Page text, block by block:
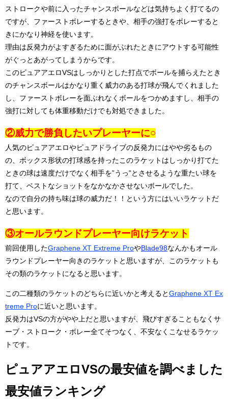
ストロークや前に入ったチャンスボールなどは気持ちよく打てるの
ですが、ファーストボレーするときや、相手の強打をボレーすると
きにかなり神経を使います。
理由は反発力がよすぎるために面がぶれたときにアウトする可能性
がぐっとあがってしまうからです。
このピュアアエロVSはしっかりとした打点でボールを捕らえたとき
のチャンスボールはかなり重く威力のある打球が飛んでくれました
し、ファーストボレーを面ぶれなくボールをつかめますし、相手の
強打に対しても体重移動だけでも対処できました。
②威力で勝負したいプレーヤーに○
人気のピュアアエロやピュアドライブの反発力にはやや劣るもの
の、ボックス形状の打球感を持ったこのラケットはしっかり打てた
ときの球は速度だけでなく相手を”うっ”とさせるような重たい球を
打て、ベストなショットをなかなかさせないボールでした。
なので自分の持ち味は球の威力だ！！という方にはいいラケットだ
と思います。
③オールラウンドプレーヤー向けラケット
前回使用したGraphene XT Extreme ProやBlade98なんかもオール
ラウンドプレーヤー向きのラケットと思いますが、このラケットも
その類のラケットになると思います。
この二種類のラケットのどちらに近いかと考えると Graphene XT Ex
treme Proに近いと思います。
反発力はVSの方がやや上だと思いますが、飛びすぎることもなくサ
ーブ・ストローク・ボレー全てそつなく、不安なくこなせるラケッ
トです。
ピュアアエロVSの最安値を調べました
最安値ランキング